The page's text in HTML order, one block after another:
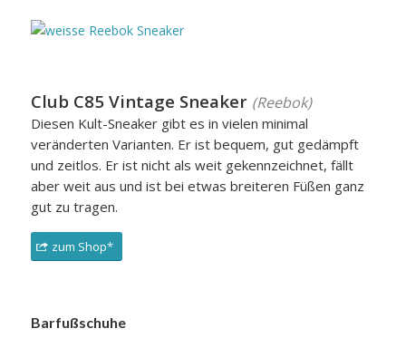
Club C85 Vintage Sneaker (Reebok)
Diesen Kult-Sneaker gibt es in vielen minimal
veränderten Varianten. Er ist bequem, gut gedämpft
und zeitlos. Er ist nicht als weit gekennzeichnet, fällt
aber weit aus und ist bei etwas breiteren Füßen ganz
gut zu tragen.
zum Shop*
Barfußschuhe